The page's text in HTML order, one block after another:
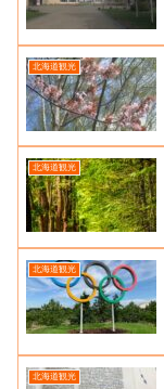
北海道観光
北海道観光
北海道観光
北海道観光